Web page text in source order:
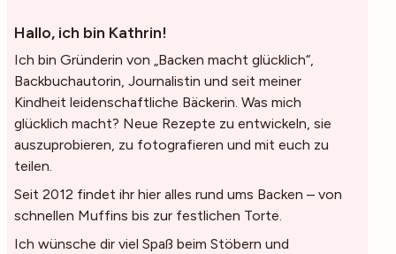
Hallo, ich bin Kathrin!
Ich bin Gründerin von „Backen macht glücklich“,
Backbuchautorin, Journalistin und seit meiner
Kindheit leidenschaftliche Bäckerin. Was mich
glücklich macht? Neue Rezepte zu entwickeln, sie
auszuprobieren, zu fotografieren und mit euch zu
teilen.
Seit 2012 findet ihr hier alles rund ums Backen – von
schnellen Muffins bis zur festlichen Torte.
Ich wünsche dir viel Spaß beim Stöbern und